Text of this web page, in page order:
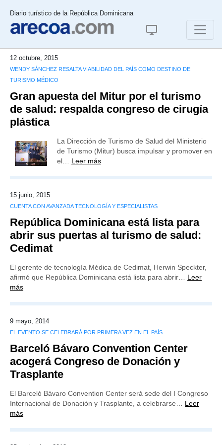
Diario turístico de la República Dominicana
12 octubre, 2015
WENDY SÁNCHEZ RESALTA VIABILIDAD DEL PAÍS COMO DESTINO DE
TURISMO MÉDICO
Gran apuesta del Mitur por el turismo
de salud: respalda congreso de cirugía
plástica
La Dirección de Turismo de Salud del Ministerio
de Turismo (Mitur) busca impulsar y promover en
el… Leer más
15 junio, 2015
CUENTA CON AVANZADA TECNOLOGÍA Y ESPECIALISTAS
República Dominicana está lista para
abrir sus puertas al turismo de salud:
Cedimat
El gerente de tecnología Médica de Cedimat, Herwin Speckter,
afirmó que República Dominicana está lista para abrir… Leer
más
9 mayo, 2014
EL EVENTO SE CELEBRARÁ POR PRIMERA VEZ EN EL PAÍS
Barceló Bávaro Convention Center
acogerá Congreso de Donación y
Trasplante
El Barceló Bávaro Convention Center será sede del I Congreso
Internacional de Donación y Trasplante, a celebrarse… Leer
más